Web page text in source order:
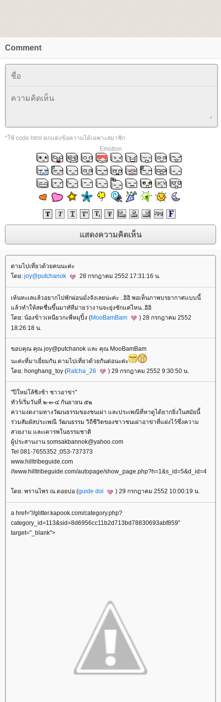
Comment
*ใช้ code html ตกแต่งข้อความได้เฉพาะสมาชิก
Emotion
ตามไปเที่ยวด้วยคนนะค่ะ
ดย: joy@putchanok 28 กรกฎาคม 2552 17:31:16 น.
เห้นทะเลแล้วอยากไปพักผ่อนมั่งจังเลยน่ะค่ะ ..อิอิ พอเห็นภาพบรยากาศแบบนี้
ล้วทำให้สดชื่นขึ้นมาทัทีม่ายว่างานจะยุ่งซักแค่ไหน..อิอิ
ดย: น้องข้าวเหนียวกะพี่หมุปิ้ง (MooBamBam
) 28 กรกฎาคม 2552
18:26:18 น.
ขอบคุณ คุณ joy@putchanok และ คุณ MooBamBam
นะค่ะที่มาเยี่ยมกัน ตามไปเที่ยวด้วยกันต่อนะค่ะ
ดย: honghang_toy (Ratcha_26 ) 29 กรกฎาคม 2552 9:30:50 น.
"ปีใหม่โล้ชิงช้า ชาวอาข่า"
ทัวร์เริ่มวันที่ ๒-๓-๔ กันยายน ๕๒
ความงดงามทางวัฒนธรรมของชนเผ่า และประเพณีที่หาดูได้ยากยิ่งในสมัยนี้
ร่วมสัมผัสประเพณี วัฒนธรรม วิถีชีวิตของชาวชนเผ่าอาข่าที่แฝงไว้ซึ่งความ
สวยงาม และเคารพในธรรมชาติ
ผู้ประสานงาน somsakbannok@yahoo.com
Tel 081-7655352 ;053-737373
www.hilltribeguide.com
//www.hilltribeguide.com/autopage/show_page.php?h=1&s_id=5&d_id=4
ดย: พรานไพร ณ.ดอยบ่อ (guide doi ) 29 กรกฎาคม 2552 10:00:19 น.
a href="//glitter.kapook.com/category.php?
category_id=113&sid=8d6956cc11b2d713bd78830693abf859"
target="_blank">